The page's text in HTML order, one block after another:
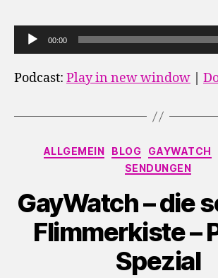
u
d
y
00:00
Podcast: Play in new window
ALLGEMEIN BLOG GAYWATCH
SENDUNGEN
GayWatch – die
Flimmerkiste –
Spezial